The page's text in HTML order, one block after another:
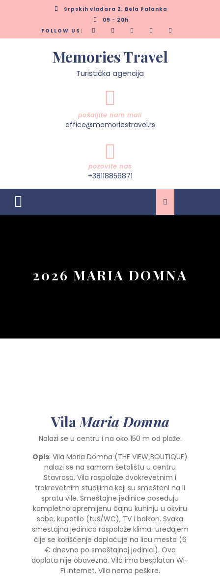
Srpskih vladara 2, Bela Palanka
09 - 20h
FOLLOW US:
Memories Travel
Turistička agencija
pošaljite nam mail
office@memoriestravel.rs
pozovite nas
+38118856871
Open
2026 MARIA DOMNA
Vila Maria Domna
Nalazi se u centru i na oko 150 m od plaže.
Opis: Vila Maria Domna (THE VIEW BOUTIQUE)
nalazi se na samom šetalištu u centru
Stavrosa. Vila raspolaže dvokrevetnim i
trokrevetnim studijima koji su smešteni na II
spratu vile. Smeštajne jedinice poseduju
kompletno opremljenu čajnu kuhinju u okviru
sobe, kupatilo (tuš/WC), TV i balkon. Svaka
smeštajna jedinica raspolaže klima-uređajem
čije se korišćenje doplaćuje na licu mesta (6
€ dnevno po smeštajnoj jedinici). Ova
doplata nije obavezna. Vila ima besplatan Wi-
Fi internet. Vila nema peškire.